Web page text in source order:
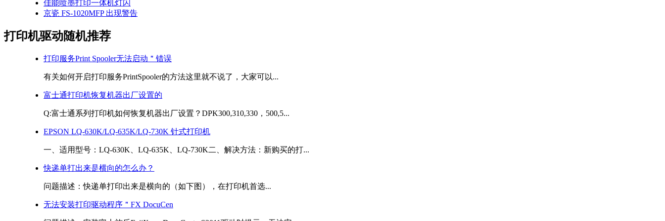
佳能喷墨打印一体机灯闪
京瓷 FS-1020MFP 出现警告
打印机驱动随机推荐
打印服务Print Spooler无法启动＂错误
有关如何开启打印服务PrintSpooler的方法这里就不说了，大家可以...
富士通打印机恢复机器出厂设置的
Q:富士通系列打印机如何恢复机器出厂设置？DPK300,310,330，500,5...
EPSON LQ-630K/LQ-635K/LQ-730K 针式打印机
一、适用型号：LQ-630K、LQ-635K、LQ-730K二、解决方法：新购买的打...
快递单打出来是横向的怎么办？
问题描述：快递单打印出来是横向的（如下图），在打印机首选...
无法安装打印驱动程序＂FX DocuCen